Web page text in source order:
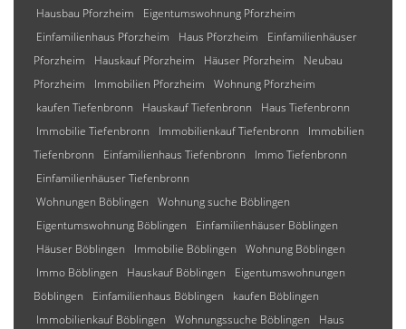
Hausbau Pforzheim
Eigentumswohnung Pforzheim
Einfamilienhaus Pforzheim
Haus Pforzheim
Einfamilienhäuser
Pforzheim
Hauskauf Pforzheim Häuser Pforzheim
Neubau
Pforzheim
Immobilien Pforzheim
Wohnung Pforzheim
kaufen Tiefenbronn
Hauskauf Tiefenbronn
Haus Tiefenbronn
Immobilie Tiefenbronn
Immobilienkauf Tiefenbronn
Immobilien
Tiefenbronn
Einfamilienhaus Tiefenbronn
Immo Tiefenbronn
Einfamilienhäuser Tiefenbronn
Wohnungen Böblingen
Wohnung suche Böblingen
Eigentumswohnung Böblingen
Einfamilienhäuser Böblingen
Häuser Böblingen
Immobilie Böblingen
Wohnung Böblingen
Immo Böblingen
Hauskauf Böblingen
Eigentumswohnungen
Böblingen
Einfamilienhaus Böblingen
kaufen Böblingen
Immobilienkauf Böblingen
Wohnungssuche Böblingen Haus